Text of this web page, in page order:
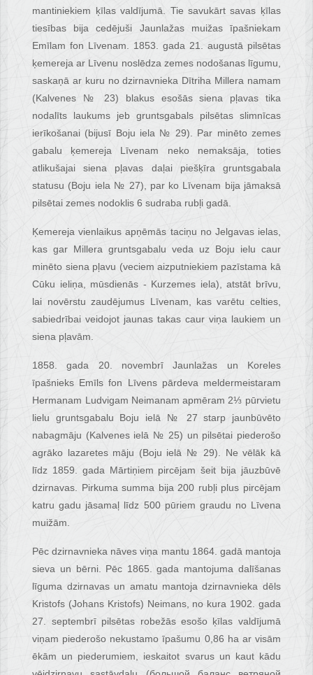
mantiniekiem ķīlas valdījumā. Tie savukārt savas ķīlas
tiesības bija cedējuši Jaunlažas muižas īpašniekam
Emīlam fon Līvenam. 1853. gada 21. augustā pilsētas
ķemereja ar Līvenu noslēdza zemes nodošanas līgumu,
saskaņā ar kuru no dzirnavnieka Dītriha Millera namam
(Kalvenes № 23) blakus esošās siena pļavas tika
nodalīts laukums jeb gruntsgabals pilsētas slimnīcas
ierīkošanai (bijusī Boju iela № 29). Par minēto zemes
gabalu ķemereja Līvenam neko nemaksāja, toties
atlikušajai siena pļavas daļai piešķīra gruntsgabala
statusu (Boju iela № 27), par ko Līvenam bija jāmaksā
pilsētai zemes nodoklis 6 sudraba rubļi gadā.
Ķemereja vienlaikus apņēmās taciņu no Jelgavas ielas,
kas gar Millera gruntsgabalu veda uz Boju ielu caur
minēto siena pļavu (veciem aizputniekiem pazīstama kā
Cūku ieliņa, mūsdienās - Kurzemes iela), atstāt brīvu,
lai novērstu zaudējumus Līvenam, kas varētu celties,
sabiedrībai veidojot jaunas takas caur viņa laukiem un
siena pļavām.
1858. gada 20. novembrī Jaunlažas un Koreles
īpašnieks Emīls fon Līvens pārdeva meldermeistaram
Hermanam Ludvigam Neimanam apmēram 2⅓ pūrvietu
lielu gruntsgabalu Boju ielā № 27 starp jaunbūvēto
nabagmāju (Kalvenes ielā № 25) un pilsētai piederošo
agrāko lazaretes māju (Boju ielā № 29). Ne vēlāk kā
līdz 1859. gada Mārtiņiem pircējam šeit bija jāuzbūvē
dzirnavas. Pirkuma summa bija 200 rubļi plus pircējam
katru gadu jāsamaļ līdz 500 pūriem graudu no Līvena
muižām.
Pēc dzirnavnieka nāves viņa mantu 1864. gadā mantoja
sieva un bērni. Pēc 1865. gada mantojuma dalīšanas
līguma dzirnavas un amatu mantoja dzirnavnieka dēls
Kristofs (Johans Kristofs) Neimans, no kura 1902. gada
27. septembrī pilsētas robežās esošo ķīlas valdījumā
viņam piederošo nekustamo īpašumu 0,86 ha ar visām
ēkām un piederumiem, ieskaitot svarus un kaut kādu